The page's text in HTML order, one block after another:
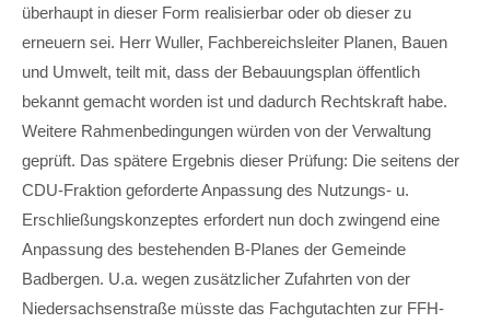
überhaupt in dieser Form realisierbar oder ob dieser zu
erneuern sei. Herr Wuller, Fachbereichsleiter Planen, Bauen
und Umwelt, teilt mit, dass der Bebauungsplan öffentlich
bekannt gemacht worden ist und dadurch Rechtskraft habe.
Weitere Rahmenbedingungen würden von der Verwaltung
geprüft. Das spätere Ergebnis dieser Prüfung: Die seitens der
CDU-Fraktion geforderte Anpassung des Nutzungs- u.
Erschließungskonzeptes erfordert nun doch zwingend eine
Anpassung des bestehenden B-Planes der Gemeinde
Badbergen. U.a. wegen zusätzlicher Zufahrten von der
Niedersachsenstraße müsste das Fachgutachten zur FFH-